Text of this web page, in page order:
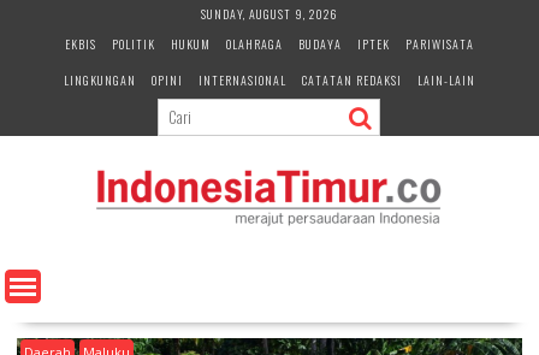
e
n
SUNDAY, AUGUST 9, 2026
EKBIS
POLITIK HUKUM OLAHRAGA BUDAYA IPTEK
PARIWISATA
LINGKUNGAN
OPINI INTERNASIONAL CATATAN REDAKSI LAIN-LAIN